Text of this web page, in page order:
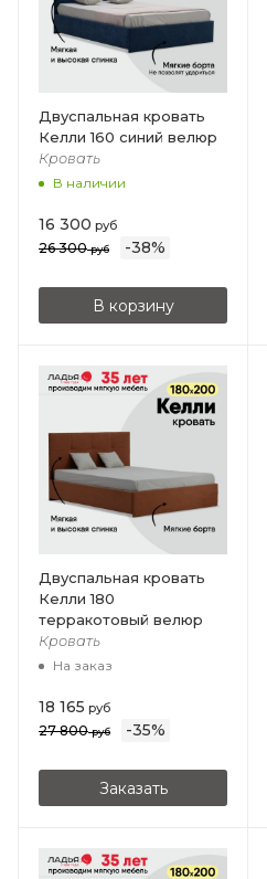
Двуспальная кровать
Келли 160 синий велюр
Кровать
В наличии
16 300 руб
26 300руб -38%
В корзину
Двуспальная кровать
Келли 180
терракотовый велюр
Кровать
На заказ
18 165 руб
27 800руб -35%
Заказать